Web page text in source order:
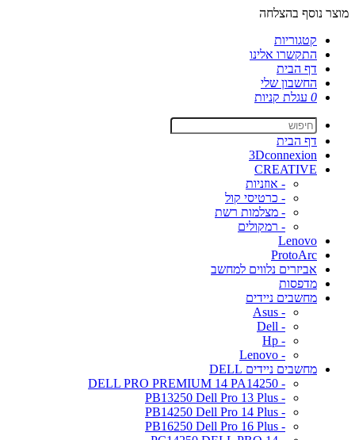
מוצר נוסף בהצלחה
קטגוריות
התקשרו אלינו
דף הבית
החשבון שלי
0 עגלת קניות
דף הבית
3Dconnexion
CREATIVE
- אוזניות
- כרטיסי קול
- מצלמות רשת
- רמקולים
Lenovo
ProtoArc
אביזרים נלווים למחשב
מדפסות
מחשבים ניידים
- Asus
- Dell
- Hp
- Lenovo
מחשבים ניידים DELL
- DELL PRO PREMIUM 14 PA14250
- PB13250 Dell Pro 13 Plus
- PB14250 Dell Pro 14 Plus
- PB16250 Dell Pro 16 Plus